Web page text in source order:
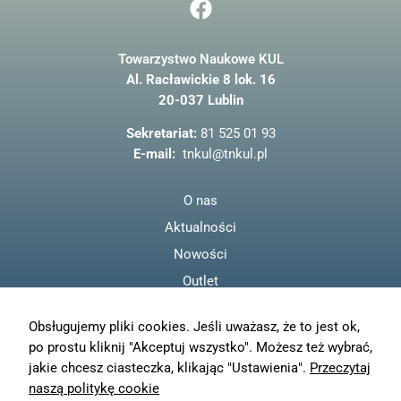
a
e
b
o
o
k
Towarzystwo Naukowe KUL
Al. Racławickie 8 lok. 16
20-037 Lublin
Sekretariat: 81 525 01 93
E-mail: tnkul@tnkul.pl
O nas
Aktualności
Nowości
Outlet
Polityka prywatności
Moje konto
Obsługujemy pliki cookies. Jeśli uważasz, że to jest ok,
po prostu kliknij "Akceptuj wszystko". Możesz też wybrać,
jakie chcesz ciasteczka, klikając "Ustawienia". Przeczytaj
naszą politykę cookie